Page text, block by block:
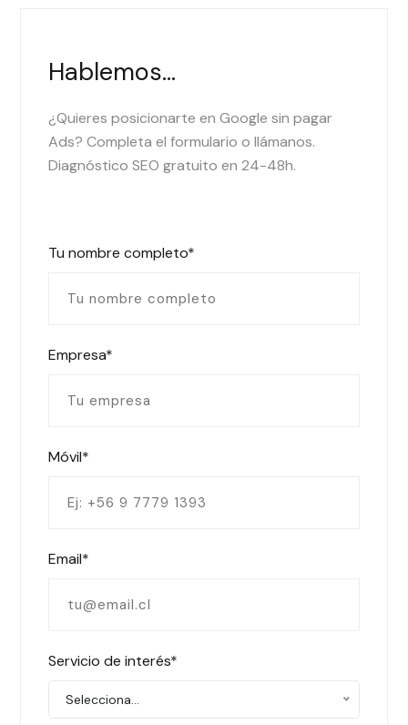
Hablemos...
¿Quieres posicionarte en Google sin pagar
Ads? Completa el formulario o llámanos.
Diagnóstico SEO gratuito en 24-48h.
Tu nombre completo*
Empresa*
Móvil*
Email*
Servicio de interés*
Selecciona...